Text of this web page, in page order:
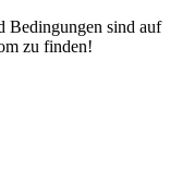
Bedingungen sind auf
zu finden!